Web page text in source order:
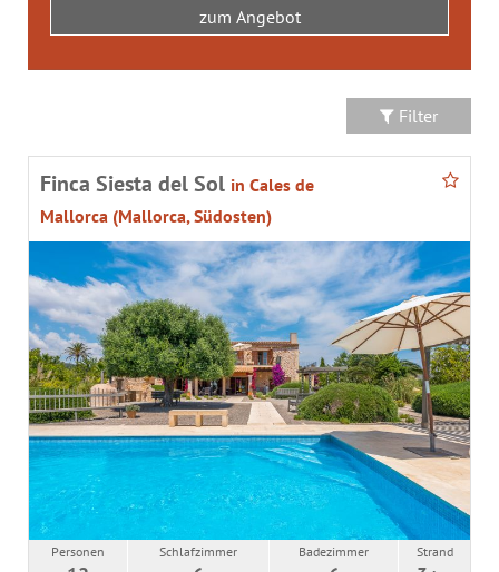
Filter
Finca Siesta del Sol in Cales de
Mallorca (Mallorca, Südosten)
Personen Schlafzimmer Badezimmer Strand